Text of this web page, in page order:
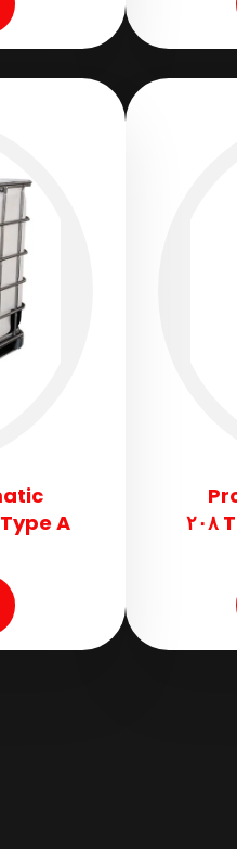
Transmission Fluid​ Type A ٢٠٨